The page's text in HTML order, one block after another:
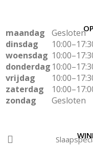
maandag
Gesloten
dinsdag
woensdag
donderdag
vrijdag
zaterdag
zondag
Gesloten